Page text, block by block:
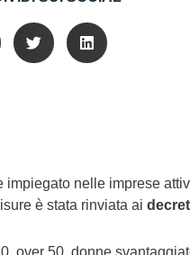
impiegato nelle imprese
è stata rinviata ai
over 50, donne